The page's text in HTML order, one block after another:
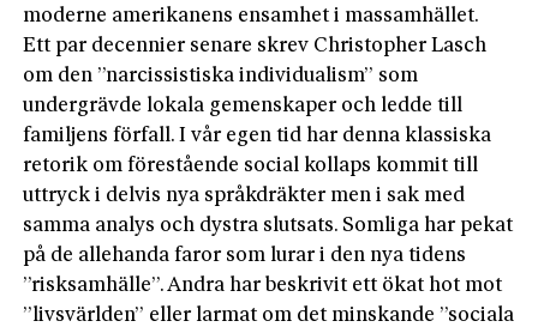
moderne amerikanens ensamhet i massamhället.
Ett par decennier senare skrev Christopher Lasch
om den ”narcissistiska individualism” som
undergrävde lokala gemenskaper och ledde till
familjens förfall. I vår egen tid har denna klassiska
retorik om förestående social kollaps kommit till
uttryck i delvis nya språkdräkter men i sak med
samma analys och dystra slutsats. Somliga har pekat
på de allehanda faror som lurar i den nya tidens
”risksamhälle”. Andra har beskrivit ett ökat hot mot
”livsvärlden” eller larmat om det minskande ”sociala